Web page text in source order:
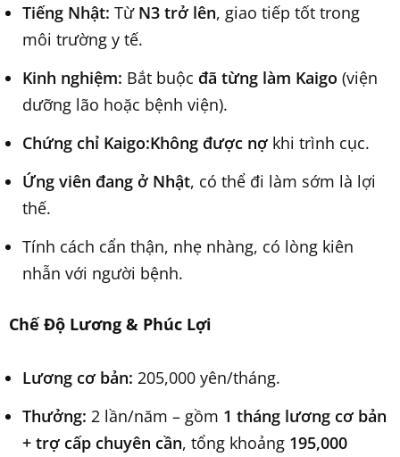
Tiếng Nhật: Từ N3 trở lên, giao tiếp tốt trong
môi trường y tế.
Kinh nghiệm: Bắt buộc đã từng làm Kaigo (viện
dưỡng lão hoặc bệnh viện).
Chứng chỉ Kaigo:Không được nợkhi trình cục.
Ứng viên đang ở Nhật, có thể đi làm sớm là lợi
thế.
Tính cách cẩn thận, nhẹ nhàng, có lòng kiên
nhẫn với người bệnh.
Chế Độ Lương & Phúc Lợi
Lương cơ bản: 205,000 yên/tháng.
Thưởng: 2 lần/năm – gồm 1 tháng lương cơ bản
+ trợ cấp chuyên cần, tổng khoảng 195,000